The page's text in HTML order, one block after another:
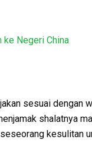
ke Negeri China
sesuai dengan
shalatnya
kesulitan